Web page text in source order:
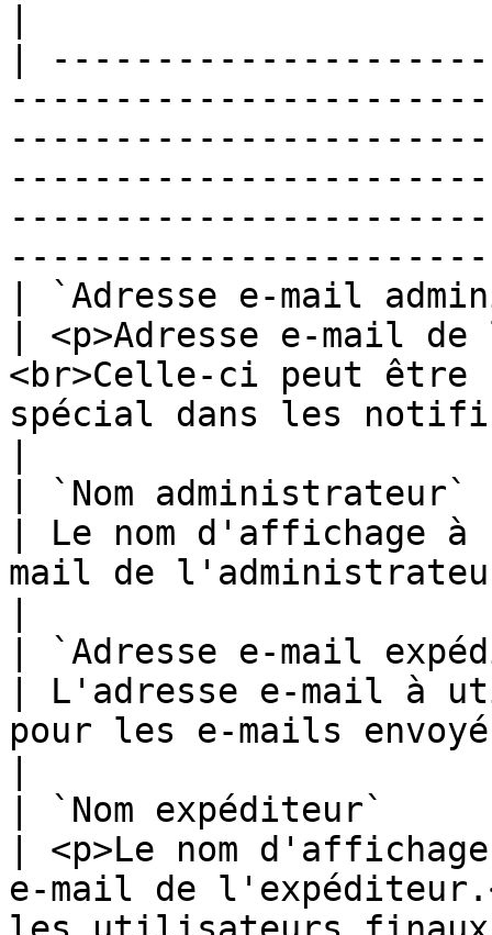
|
| `Adresse e-mail
| <p>Adresse e-mail
<br>Celle-ci peut être
spécial dans les
| `Nom administrateur`
| Le nom d'affichage
mail de
| `Adresse e-mail
| L'adresse e-mail à
pour les e-mails
| `Nom expéditeur`
| <p>Le nom
e-mail de